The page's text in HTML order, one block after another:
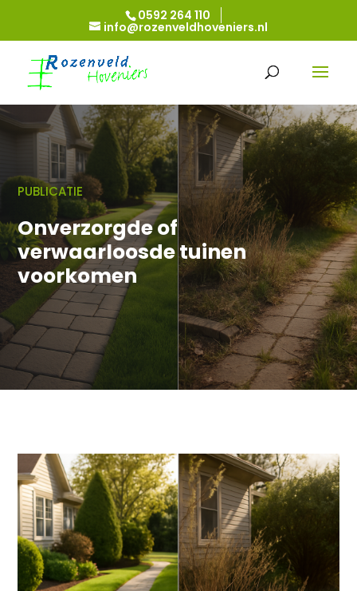
0592 264 110
info@rozenveldhoveniers.nl
PUBLICATIE
Onverzorgde of
verwaarloosde tuinen
voorkomen